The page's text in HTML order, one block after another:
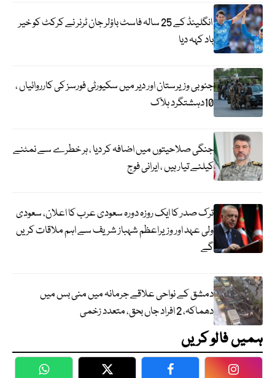
انگلینڈ کے 25 سالہ فاسٹ باؤلر جان ٹرنر نے کرکٹ کو خیر
باد کہہ دیا
جنوبی وزیرستان اور دیر میں سکیورٹی فورسز کی کارروائیاں ،
10دہشتگرد ہلاک
جنگی صلاحیتوں میں اضافہ کر دیا ، ہر خطرے سے نمٹنے
کیلئے تیار ہیں ، ایرانی فوج
ترک صدر کا ایک روزہ دورہ سعودی عرب کا اعلان، سعودی
ولی عہد اور وزیراعظم شہباز شریف سے اہم ملاقات کریں
گے
دمشق کے نواحی علاقے جرمانہ میں منی بس میں
دھماکہ، 2 افراد جاں بحق، متعدد زخمی
ہمیں فالو کریں